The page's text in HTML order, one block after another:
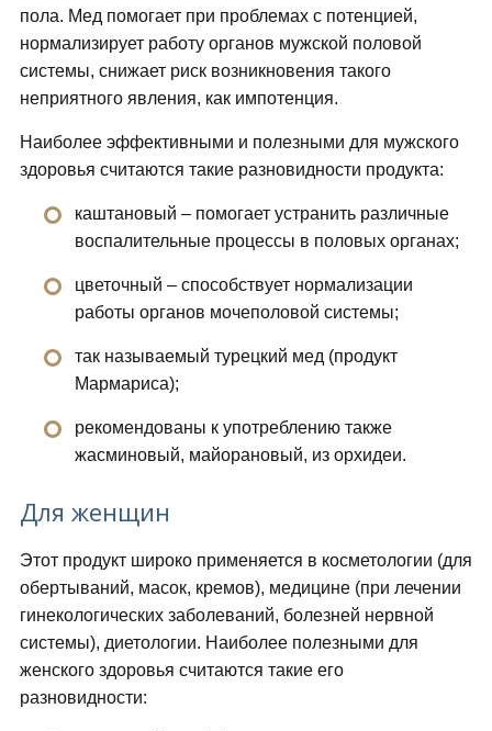
пола. Мед помогает при проблемах с потенцией,
нормализирует работу органов мужской половой
системы, снижает риск возникновения такого
неприятного явления, как импотенция.
Наиболее эффективными и полезными для мужского
здоровья считаются такие разновидности продукта:
каштановый – помогает устранить различные
воспалительные процессы в половых органах;
цветочный – способствует нормализации
работы органов мочеполовой системы;
так называемый турецкий мед (продукт
Мармариса);
рекомендованы к употреблению также
жасминовый, майорановый, из орхидеи.
Для женщин
Этот продукт широко применяется в косметологии (для
обертываний, масок, кремов), медицине (при лечении
гинекологических заболеваний, болезней нервной
системы), диетологии. Наиболее полезными для
женского здоровья считаются такие его
разновидности: